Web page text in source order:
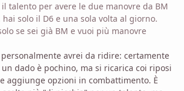
talento per avere le due manovre da BM
solo il D6 e una sola volta al giorno.
se sei già BM e vuoi più manovre
avrei da ridire: certamente
dado è pochino, ma si ricarica coi riposi
aggiunge opzioni in combattimento. È